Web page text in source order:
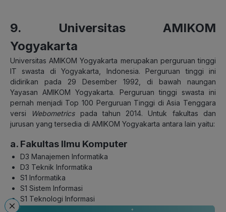
9. Universitas AMIKOM
Yogyakarta
Universitas AMIKOM Yogyakarta merupakan perguruan tinggi
IT swasta di Yogyakarta, Indonesia. Perguruan tinggi ini
didirikan pada 29 Desember 1992, di bawah naungan
Yayasan AMIKOM Yogyakarta. Perguruan tinggi swasta ini
pernah menjadi Top 100 Perguruan Tinggi di Asia Tenggara
versi
Webometrics pada tahun 2014. Untuk fakultas dan
jurusan yang tersedia di AMIKOM Yogyakarta antara lain yaitu:
a. Fakultas Ilmu Komputer
D3 Manajemen Informatika
D3 Teknik Informatika
S1 Informatika
S1 Sistem Informasi
S1 Teknologi Informasi